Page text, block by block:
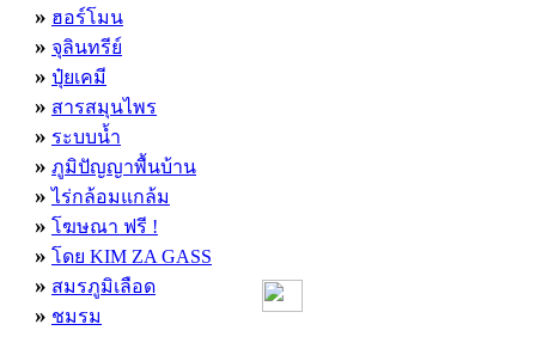
» ฮอร์โมน
» จุลินทรีย์
» ปุ๋ยเคมี
» สารสมุนไพร
» ระบบน้ำ
» ภูมิปัญญาพื้นบ้าน
» ไร่กล้อมแกล้ม
» โฆษณา ฟรี !
» โดย KIM ZA GASS
» สมรภูมิเลือด
» ชมรม